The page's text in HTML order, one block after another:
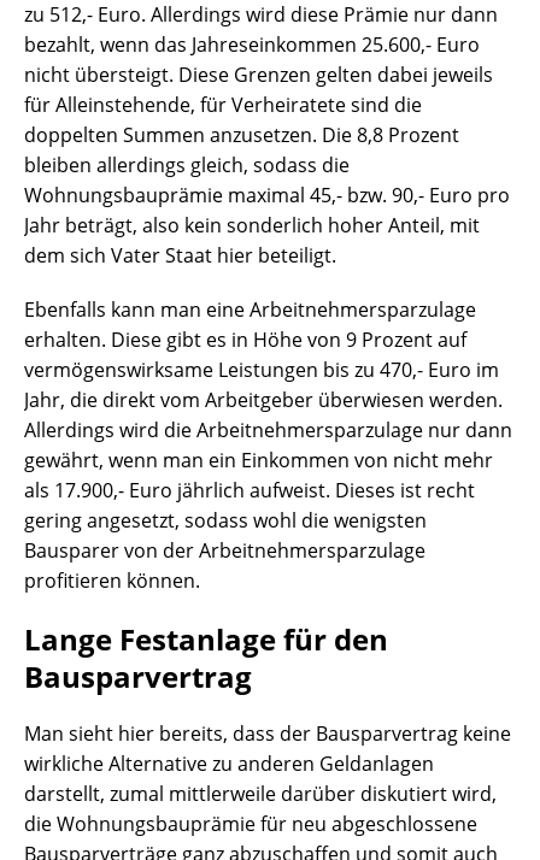
zu 512,- Euro. Allerdings wird diese Prämie nur dann
bezahlt, wenn das Jahreseinkommen 25.600,- Euro
nicht übersteigt. Diese Grenzen gelten dabei jeweils
für Alleinstehende, für Verheiratete sind die
doppelten Summen anzusetzen. Die 8,8 Prozent
bleiben allerdings gleich, sodass die
Wohnungsbauprämie maximal 45,- bzw. 90,- Euro pro
Jahr beträgt, also kein sonderlich hoher Anteil, mit
dem sich Vater Staat hier beteiligt.
Ebenfalls kann man eine Arbeitnehmersparzulage
erhalten. Diese gibt es in Höhe von 9 Prozent auf
vermögenswirksame Leistungen bis zu 470,- Euro im
Jahr, die direkt vom Arbeitgeber überwiesen werden.
Allerdings wird die Arbeitnehmersparzulage nur dann
gewährt, wenn man ein Einkommen von nicht mehr
als 17.900,- Euro jährlich aufweist. Dieses ist recht
gering angesetzt, sodass wohl die wenigsten
Bausparer von der Arbeitnehmersparzulage
profitieren können.
Lange Festanlage für den
Bausparvertrag
Man sieht hier bereits, dass der Bausparvertrag keine
wirkliche Alternative zu anderen Geldanlagen
darstellt, zumal mittlerweile darüber diskutiert wird,
die Wohnungsbauprämie für neu abgeschlossene
Bausparverträge ganz abzuschaffen und somit auch